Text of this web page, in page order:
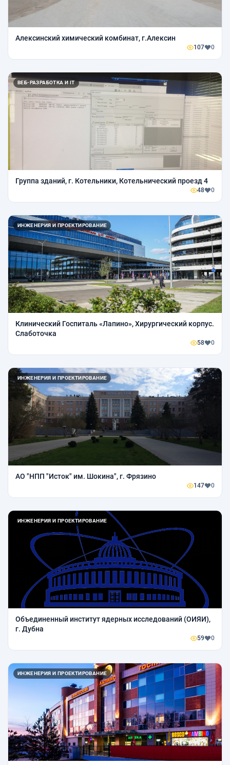
Алексинский химический комбинат, г.Алексин
107 0
ВЕБ-РАЗРАБОТКА И IT
Группа зданий, г. Котельники, Котельнический проезд 4
48 0
ИНЖЕНЕРИЯ И ПРОЕКТИРОВАНИЕ
Клинический Госпиталь «Лапино», Хирургический корпус.
Слаботочка
58 0
ИНЖЕНЕРИЯ И ПРОЕКТИРОВАНИЕ
АО "НПП "Исток" им. Шокина", г. Фрязино
147 0
ИНЖЕНЕРИЯ И ПРОЕКТИРОВАНИЕ
Объединенный институт ядерных исследований (ОИЯИ),
г. Дубна
59 0
ИНЖЕНЕРИЯ И ПРОЕКТИРОВАНИЕ